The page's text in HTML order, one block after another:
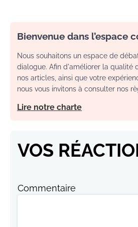
Bienvenue dans l’espace
Nous souhaitons un espace de
dialogue. Afin d'améliorer la qualité
nos articles, ainsi que votre
nous vous invitons à consulter nos
Lire notre charte
VOS
Commentaire